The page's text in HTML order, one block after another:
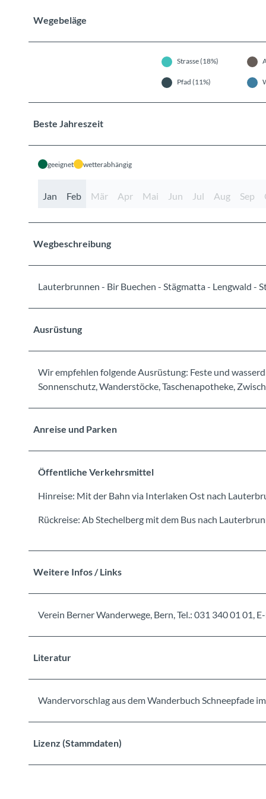
Wegebeläge
Strasse (18%)
Pfad (11%)
Beste Jahreszeit
geeignet wetterabhängig
Jan Feb Mär Apr Mai Jun Jul Aug Sep
Wegbeschreibung
Lauterbrunnen - Bir Buechen - Stägmatta - Lengwald -
Ausrüstung
Wir empfehlen folgende Ausrüstung: Feste und
Sonnenschutz, Wanderstöcke, Taschenapotheke,
Anreise und Parken
Öffentliche Verkehrsmittel
Hinreise: Mit der Bahn via Interlaken Ost nach
Rückreise: Ab Stechelberg mit dem Bus nach
Weitere Infos / Links
Verein Berner Wanderwege, Bern, Tel.: 031 340 01 01,
Literatur
Wandervorschlag aus dem Wanderbuch Schneepfade
Lizenz (Stammdaten)